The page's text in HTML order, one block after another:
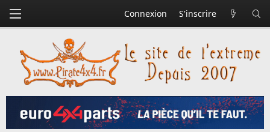
Connexion S'inscrire